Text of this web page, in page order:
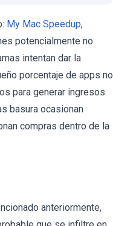
My Mac Speedup,
potencialmente no
intentan dar la
porcentaje de apps no
para generar ingresos
basura ocasionan
compras dentro de la
anteriormente,